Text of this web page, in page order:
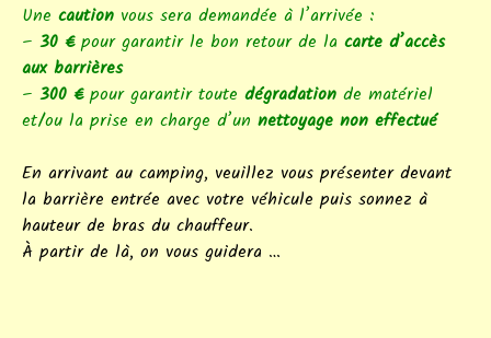
Une caution vous sera demandée à l’arrivée :
– 30 €pour garantir le bon retour de la carte d’accès
aux barrières
– 300 €pour garantir toute dégradation de matériel
et/ou la prise en charge d’un nettoyage non effectué
En arrivant au camping, veuillez vous présenter devant
la barrière entrée avec votre véhicule puis sonnez à
hauteur de bras du chauffeur.
À partir de là, on vous guidera …